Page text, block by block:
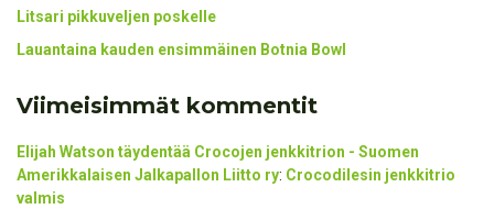
Litsari pikkuveljen poskelle
Lauantaina kauden ensimmäinen Botnia Bowl
Viimeisimmät kommentit
Elijah Watson täydentää Crocojen jenkkitrion - Suomen
Amerikkalaisen Jalkapallon Liitto ry: Crocodilesin jenkkitrio
valmis